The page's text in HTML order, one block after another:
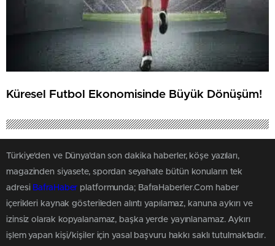
Küresel Futbol Ekonomisinde Büyük Dönüşüm!
Türkiye'den ve Dünya’dan son dakika haberler, köşe yazıları,
magazinden siyasete, spordan seyahate bütün konuların tek
adresi BafraHaber platformunda; BafraHaberler.Com haber
içerikleri kaynak gösterileden alıntı yapılamaz, kanuna aykırı ve
izinsiz olarak kopyalanamaz, başka yerde yayınlanamaz. Aykırı
işlem yapan kişi/kişiler için yasal başvuru hakkı saklı tutulmaktadır.